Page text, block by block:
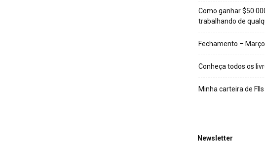
Como ganhar
trabalhando de
Fechamento –
Conheça todos os
Minha carteira de FIIs
Newsletter